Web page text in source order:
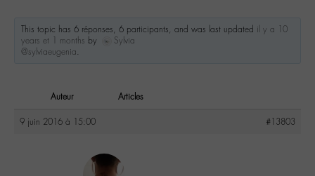
This topic has 6 réponses, 6 participants, and was last updated il y a 10
years et 1 months by
Sylvia
@sylviaeugenia.
Auteur Articles
9 juin 2016 à 15:00 #13803